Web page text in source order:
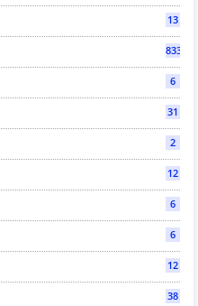
13
833
6
31
2
12
6
6
12
38